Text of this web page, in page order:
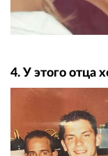
4. У этого отца